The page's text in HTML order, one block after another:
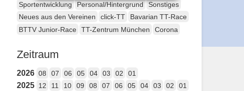
Sportentwicklung
Personal/Hintergrund
Sonstiges
Neues aus den Vereinen
click-TT
Bavarian TT-Race
BTTV Junior-Race
TT-Zentrum München Corona
Zeitraum
2026 08 07 06 05 04 03 02 01
2025 12 11 10 09 08 07 06 05 04 03 02 01